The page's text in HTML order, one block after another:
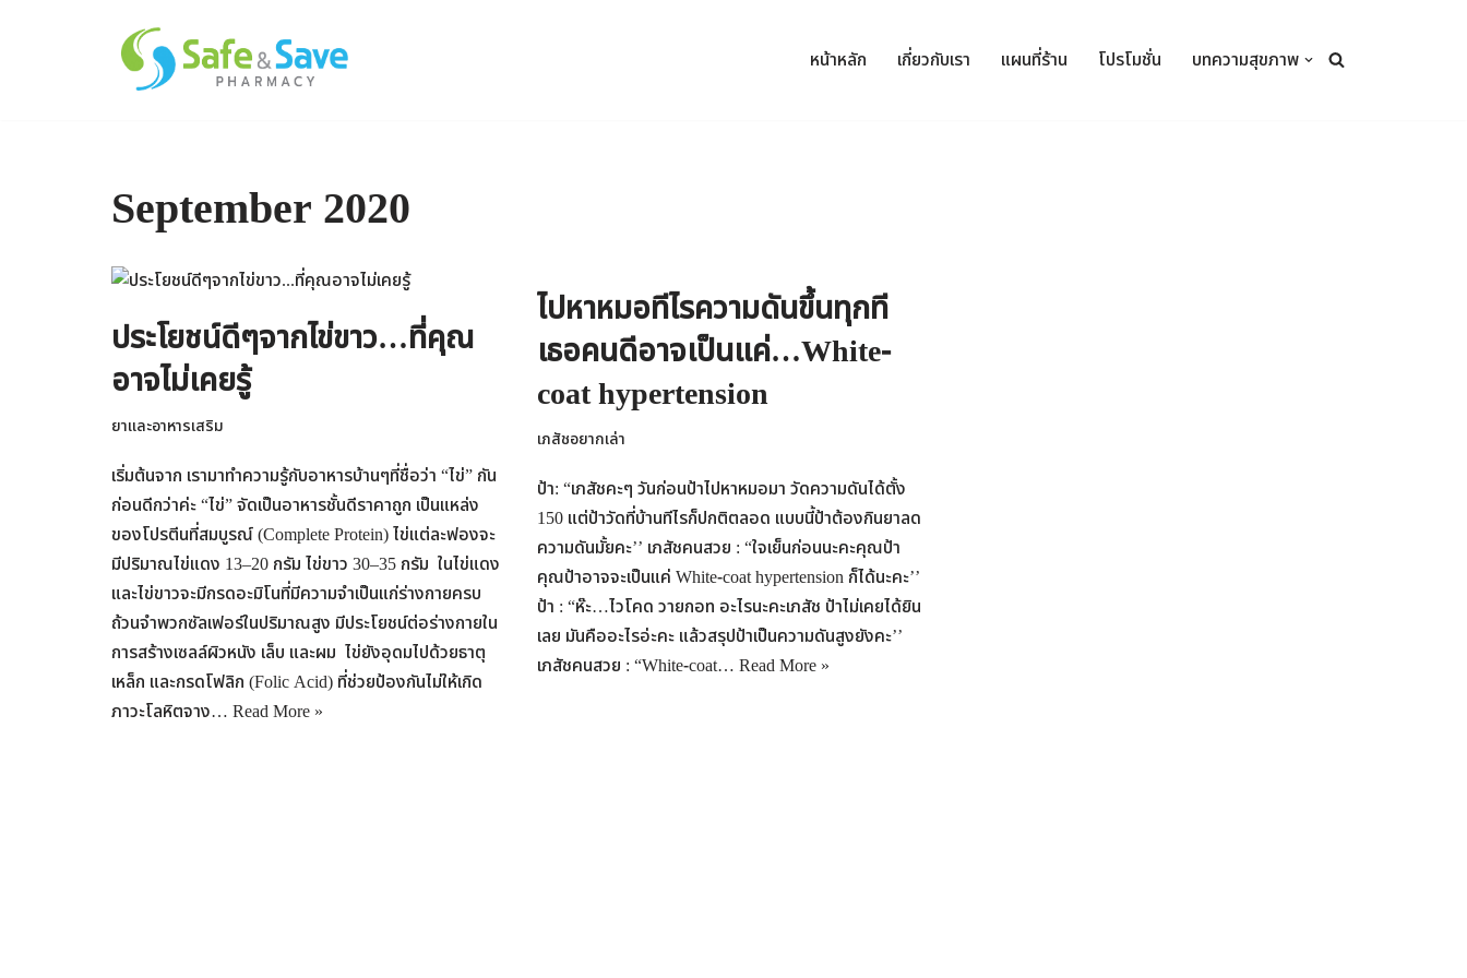
หน้าหลัก เกี่ยวกับเรา แผนที่ร้าน โปรโมชั่น บทความสุขภาพ
September 2020
ประโยชน์ดีๆจากไข่ขาว…ที่คุณ
อาจไม่เคยรู้
ยาและอาหารเสริม
เริ่มต้นจาก เรามาทำความรู้กับอาหารบ้านๆที่ชื่อว่า “ไข่” กัน
ก่อนดีกว่าค่ะ “ไข่” จัดเป็นอาหารชั้นดีราคาถูก เป็นแหล่ง
ของโปรตีนที่สมบูรณ์ (Complete Protein) ไข่แต่ละฟองจะ
มีปริมาณไข่แดง 13–20 กรัม ไข่ขาว 30–35 กรัม ในไข่แดง
และไข่ขาวจะมีกรดอะมิโนที่มีความจำเป็นแก่ร่างกายครบ
ถ้วนจำพวกซัลเฟอร์ในปริมาณสูง มีประโยชน์ต่อร่างกายใน
การสร้างเซลล์ผิวหนัง เล็บ และผม ไข่ยังอุดมไปด้วยธาตุ
เหล็ก และกรดโฟลิก (Folic Acid) ที่ช่วยป้องกันไม่ให้เกิด
ภาวะโลหิตจาง… Read More »
ไปหาหมอทีไรความดันขึ้นทุกที
เธอคนดีอาจเป็นแค่…White-
coat hypertension
เภสัชอยากเล่า
ป้า: “เภสัชคะๆ วันก่อนป้าไปหาหมอมา วัดความดันได้ตั้ง
150 แต่ป้าวัดที่บ้านทีไรก็ปกติตลอด แบบนี้ป้าต้องกินยาลด
ความดันมั้ยคะ’’ เภสัชคนสวย : “ใจเย็นก่อนนะคะคุณป้า
คุณป้าอาจจะเป็นแค่ White-coat hypertension ก็ได้นะคะ’’
ป้า : “ห๊ะ…ไวโคด วายกอท อะไรนะคะเภสัช ป้าไม่เคยได้ยิน
เลย มันคืออะไรอ่ะคะ แล้วสรุปป้าเป็นความดันสูงยังคะ’’
เภสัชคนสวย : “White-coat… Read More »